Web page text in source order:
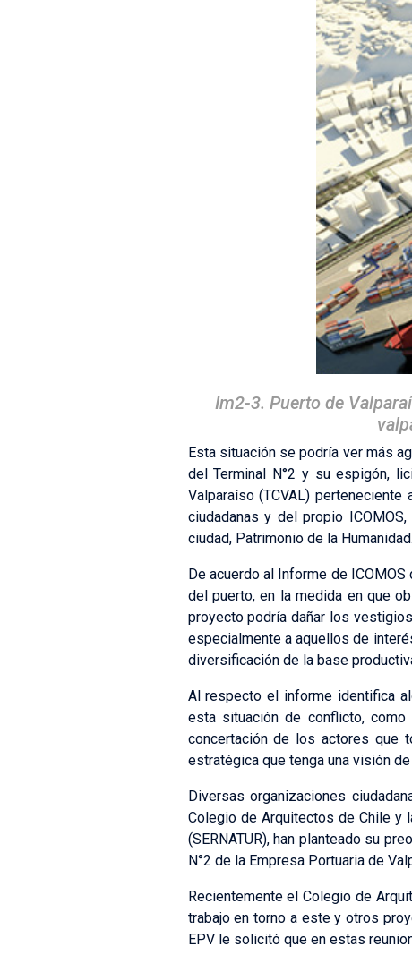
Im2-3. Puerto de
Esta situación se podría ver más
del Terminal N°2 y su espigón,
Valparaíso (TCVAL)
ciudadanas y del propio
ciudad, Patrimonio de la Humanidad.
De acuerdo al Informe de
del puerto, en la medida en que
proyecto podría dañar los
especialmente a aquellos de
diversificación de la base
Al respecto el informe identifica
esta situación de conflicto,
concertación de los actores que
estratégica que tenga una visión
Diversas organizaciones
Colegio de Arquitectos de Chile y
(SERNATUR), han planteado su
N°2 de la Empresa Portuaria de
Recientemente el Colegio de
trabajo en torno a este y otros
EPV le solicitó que en estas